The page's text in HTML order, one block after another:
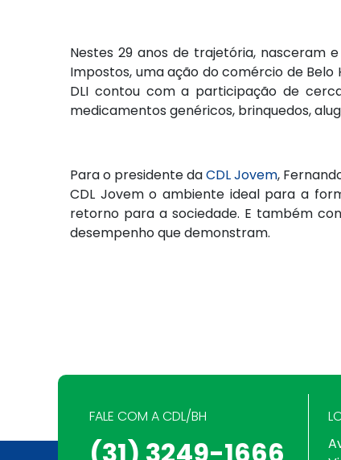
Nestes 29 anos de trajetória, nasceram
Impostos, uma ação do comércio de
DLI contou com a participação de
medicamentos genéricos, brinquedos,
Para o presidente daCDL Jovem,
CDL Jovem o ambiente ideal para a
retorno para a sociedade. E também
desempenho que demonstram.
FALE COM A CDL/BH